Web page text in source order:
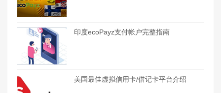
印度ecoPayz支付帐户完整指南
美国最佳虚拟信用卡/借记卡平台介绍